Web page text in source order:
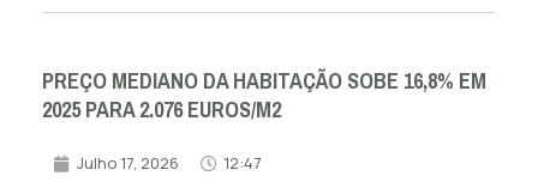
PREÇO MEDIANO DA HABITAÇÃO SOBE 16,8% EM
2025 PARA 2.076 EUROS/M2
Julho 17, 2026 12:47